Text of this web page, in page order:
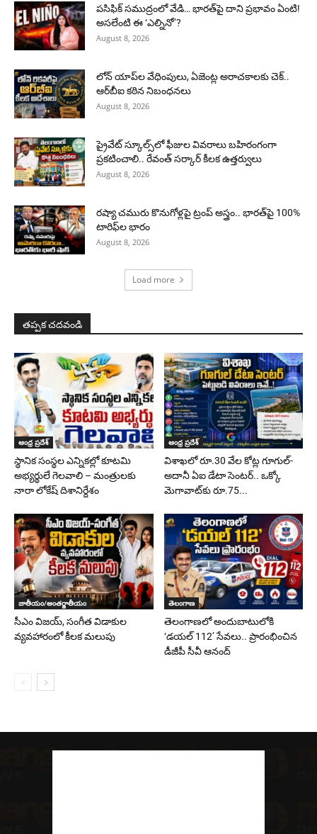
పసిఫిక్ సముద్రంలో వేడి… భారత్‌పై దాని ప్రభావం ఏంటి!
అసలేంటి ఈ ‘ఎల్నినో’?
August 8, 2026
లోన్ యాప్‌ల వేధింపులు, ఏజెంట్ల అరాచకాలకు చెక్..
ఆర్‌బీఐ కఠిన నిబంధనలు
August 8, 2026
ప్రైవేట్ స్కూల్స్‌లో ఫీజుల వివరాలు బహిరంగంగా
ప్రకటించాలి.. రేవంత్ సర్కార్ కీలక ఉత్తర్వులు
August 8, 2026
రష్యా చమురు కొనుగోళ్లపై ట్రంప్ అస్త్రం.. భారత్‌పై 100%
టారిఫ్‌ల భారం
August 8, 2026
Load more
తప్పక చదవండి
ఆంధ్ర ప్రదేశ్
స్థానిక సంస్థల ఎన్నికల్లో కూటమి
అభ్యర్థులే గెలవాలి – మంత్రులకు
నారా లోకేష్ దిశానిర్దేశం
ఆంధ్ర ప్రదేశ్
విశాఖలో రూ.30 వేల కోట్ల గూగుల్-
అదానీ ఏఐ డేటా సెంటర్.. ఒక్కో
మెగావాట్‌కు రూ.75...
జాతీయం/అంతర్జాతీయం
సీఎం విజయ్, సంగీత విడాకుల
వ్యవహారంలో కీలక మలుపు
తెలంగాణ
తెలంగాణలో అందుబాటులోకి
‘డయల్ 112’ సేవలు.. ప్రారంభించిన
డీజీపీ సీవీ ఆనంద్